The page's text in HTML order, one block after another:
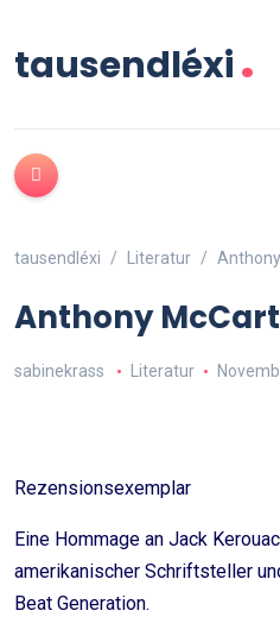
tausendléxi.
tausendléxi Literatur
Anthony
sabinekrass Literatur
Rezensionsexemplar
Eine Hommage an Jack
amerikanischer Schriftsteller
Beat Generation.